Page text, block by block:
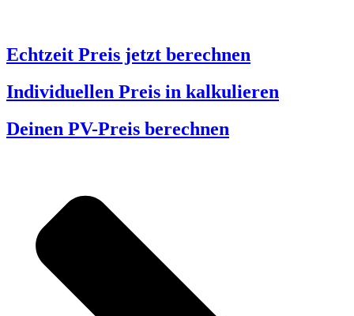
Echtzeit Preis jetzt berechnen
Individuellen Preis in kalkulieren
Deinen PV-Preis berechnen